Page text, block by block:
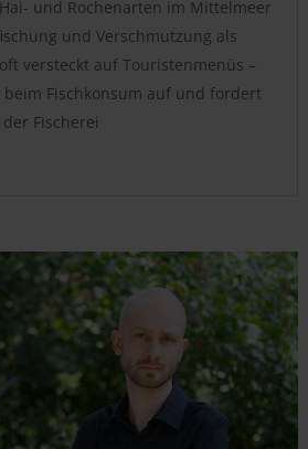
und Rochenarten im Mittelmeer
und Verschmutzung als
versteckt auf Touristenmenüs –
beim Fischkonsum auf und fordert
Fischerei